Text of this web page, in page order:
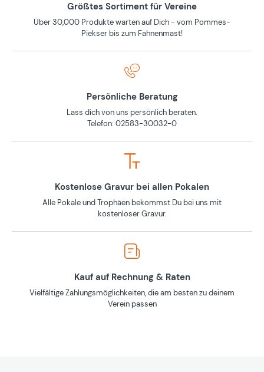
Größtes Sortiment für Vereine
Über 30,000 Produkte warten auf Dich - vom Pommes-
Piekser bis zum Fahnenmast!
Persönliche Beratung
Lass dich von uns persönlich beraten.
Telefon: 02583-30032-0
Kostenlose Gravur bei allen Pokalen
Alle Pokale und Trophäen bekommst Du bei uns mit
kostenloser Gravur.
Kauf auf Rechnung & Raten
Vielfältige Zahlungsmöglichkeiten, die am besten zu deinem
Verein passen